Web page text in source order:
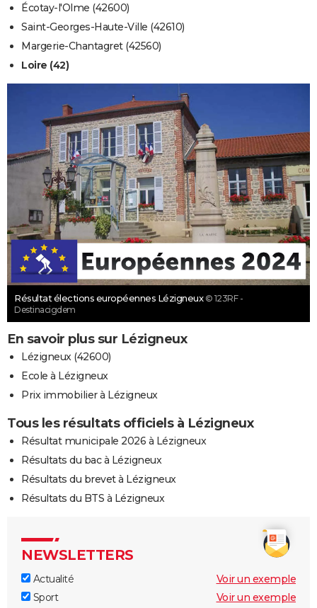
Écotay-l'Olme (42600)
Saint-Georges-Haute-Ville (42610)
Margerie-Chantagret (42560)
Loire (42)
Résultat élections européennes Lézigneux © 123RF -
Destinacigdem
En savoir plus sur Lézigneux
Lézigneux (42600)
Ecole à Lézigneux
Prix immobilier à Lézigneux
Tous les résultats officiels à Lézigneux
Résultat municipale 2026 à Lézigneux
Résultats du bac à Lézigneux
Résultats du brevet à Lézigneux
Résultats du BTS à Lézigneux
NEWSLETTERS
Actualité
Voir un exemple
Sport
Voir un exemple